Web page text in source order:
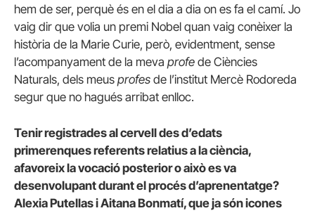
hem de ser, perquè és en el dia a dia on es fa el camí. Jo
vaig dir que volia un premi Nobel quan vaig conèixer la
història de la Marie Curie, però, evidentment, sense
l’acompanyament de la meva profe de Ciències
Naturals, dels meus profes de l’institut Mercè Rodoreda
segur que no hagués arribat enlloc.
Tenir registrades al cervell des d’edats
primerenques referents relatius a la ciència,
afavoreix la vocació posterior o això es va
desenvolupant durant el procés d’aprenentatge?
Alexia Putellas i Aitana Bonmatí, que ja són icones